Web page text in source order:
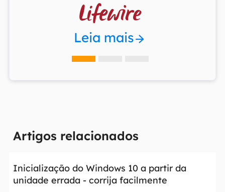

Leia mais
Artigos relacionados
Inicialização do Windows 10 a partir da
unidade errada - corrija facilmente